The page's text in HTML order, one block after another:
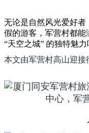
无论是自然风光爱好
假的游客，军营村都
“天空之城” 的独特魅力
本文由军营村高山迎接